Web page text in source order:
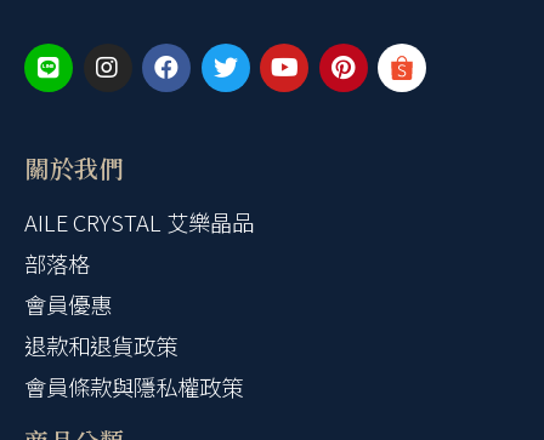
關於我們
AILE CRYSTAL 艾樂晶品
部落格
會員優惠
退款和退貨政策
會員條款與隱私權政策